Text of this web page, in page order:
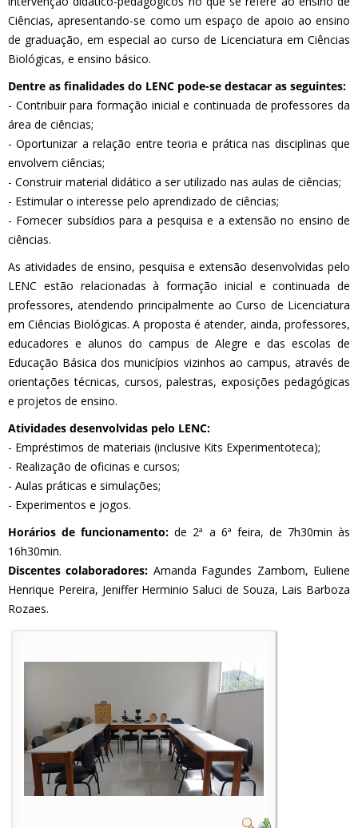
Ciências, apresentando-se como um espaço de apoio ao ensino
de graduação, em especial ao curso de Licenciatura em Ciências
Biológicas, e ensino básico.
Dentre as finalidades do LENC pode-se destacar as seguintes:
- Contribuir para formação inicial e continuada de professores da
área de ciências;
- Oportunizar a relação entre teoria e prática nas disciplinas que
envolvem ciências;
- Construir material didático a ser utilizado nas aulas de ciências;
- Estimular o interesse pelo aprendizado de ciências;
- Fornecer subsídios para a pesquisa e a extensão no ensino de
ciências.
As atividades de ensino, pesquisa e extensão desenvolvidas pelo
LENC estão relacionadas à formação inicial e continuada de
professores, atendendo principalmente ao Curso de Licenciatura
em Ciências Biológicas. A proposta é atender, ainda, professores,
educadores e alunos do campus de Alegre e das escolas de
Educação Básica dos municípios vizinhos ao campus, através de
orientações técnicas, cursos, palestras, exposições pedagógicas
e projetos de ensino.
Atividades desenvolvidas pelo LENC:
- Empréstimos de materiais (inclusive Kits Experimentoteca);
- Realização de oficinas e cursos;
- Aulas práticas e simulações;
- Experimentos e jogos.
Horários de funcionamento: de 2ª a 6ª feira, de 7h30min às
16h30min.
Discentes colaboradores: Amanda Fagundes Zambom, Euliene
Henrique Pereira, Jeniffer Herminio Saluci de Souza, Lais Barboza
Rozaes.